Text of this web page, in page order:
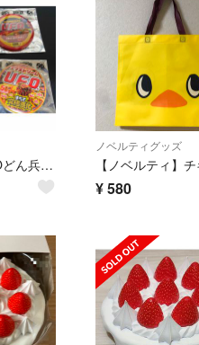
非売品日清UFOどん兵衛缶バッチ
ノベルティグッズ
¥580